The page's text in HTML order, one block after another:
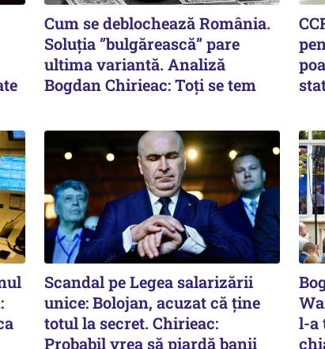
Cum se deblochează România.
Soluția ”bulgărească” pare
ultima variantă. Analiză
Bogdan Chirieac: Toți se tem
Scandal pe Legea salarizării
unice: Bolojan, acuzat că ține
totul la secret. Chirieac:
Probabil vrea să piardă banii
l-a